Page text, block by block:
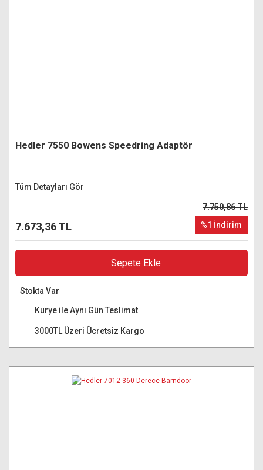
Hedler 7550 Bowens Speedring Adaptör
Tüm Detayları Gör
7.673,36 TL
7.750,86 TL
%1 İndirim
Sepete Ekle
Stokta Var
Kurye ile Aynı Gün Teslimat
3000TL Üzeri Ücretsiz Kargo